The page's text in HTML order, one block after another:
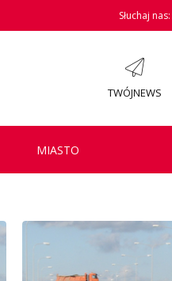
Słuchaj
TWÓJNEWS
MIASTO